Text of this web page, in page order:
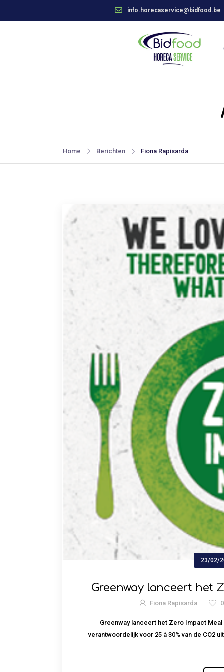
info.horecaservice@bidfood.be
Home Berichten Fiona Rapisarda
23/02/
Greenway lanceert het
Fiona Rapisarda 0
Greenway lanceert het Zero Impact
verantwoordelijk voor 25 à 30% van de CO2